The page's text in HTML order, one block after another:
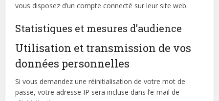
vous disposez d’un compte connecté sur leur site web.
Statistiques et mesures d’audience
Utilisation et transmission de vos
données personnelles
Si vous demandez une réinitialisation de votre mot de
passe, votre adresse IP sera incluse dans l’e-mail de